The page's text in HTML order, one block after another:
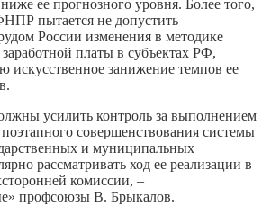
ее прогнозного уровня. Более того,
пытается не допустить
России изменения в методике
платы в субъектах РФ,
искусственное занижение темпов ее
усилить контроль за выполнением
совершенствования системы
и муниципальных
рассматривать ход ее реализации в
комиссии, –
профсоюзы В. Брыкалов.